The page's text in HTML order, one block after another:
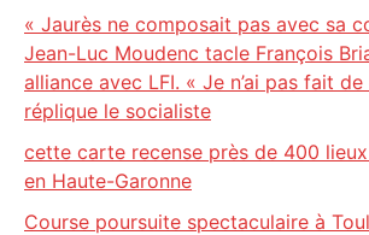
« Jaurès ne composait pas avec sa
Jean-Luc Moudenc tacle François
alliance avec LFI. « Je n’ai pas fait
réplique le socialiste
cette carte recense près de 400
en Haute-Garonne
Course poursuite spectaculaire à